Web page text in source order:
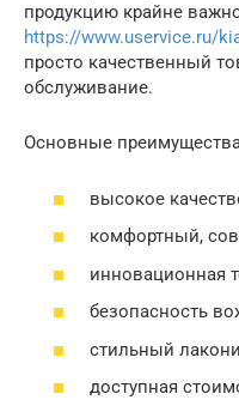
продукцию крайне
https://www.uservice.ru/
просто качественный
обслуживание.
Основные
высокое
комфортный,
инновационная
безопасность
стильный
доступная